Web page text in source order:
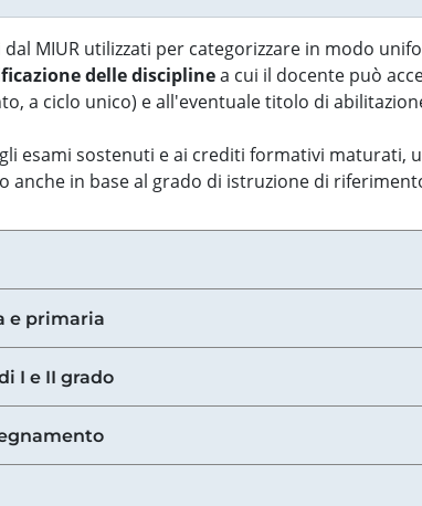
MIUR utilizzati per categorizzare in modo
delle disciplinea cui il docente può
a ciclo unico) e all'eventuale titolo di
esami sostenuti e ai crediti formativi maturati,
anche in base al grado di istruzione di
e primaria
I e II grado